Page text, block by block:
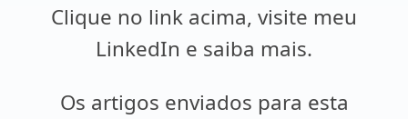
Clique no link acima, visite meu
LinkedIn e saiba mais.
Os artigos enviados para esta